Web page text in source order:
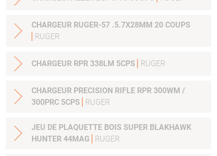
CHARGEUR RUGER-57 .5.7X28MM 20 COUPS
RUGER
CHARGEUR RPR 338LM 5CPS RUGER
CHARGEUR PRECISION RIFLE RPR 300WM /
300PRC 5CPS
RUGER
JEU DE PLAQUETTE BOIS SUPER BLAKHAWK
HUNTER 44MAG
RUGER